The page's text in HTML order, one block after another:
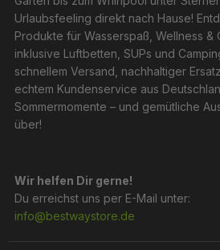
Urlaubsfeeling direkt nach Hause!
Produkte für Wasserspaß, Wellness &
inklusive Luftbetten, SUPs und
schnellem Versand, nachhaltiger
echtem Kundenservice aus
Sommermomente – und gemütliche
über!
Wir helfen Dir gerne!
Du erreichst uns per E-Mail unter:
info@bestwaystore.de